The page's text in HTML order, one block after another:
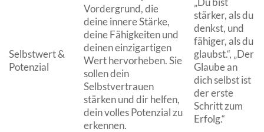
Selbstwert &
Potenzial
Vordergrund, die
deine innere Stärke,
deine Fähigkeiten und
deinen einzigartigen
Wert hervorheben. Sie
sollen dein
Selbstvertrauen
stärken und dir helfen,
dein volles Potenzial zu
erkennen.
stärker, als du
denkst, und
fähiger, als du
glaubst.“, „Der
Glaube an
dich selbst ist
der erste
Schritt zum
Erfolg.“